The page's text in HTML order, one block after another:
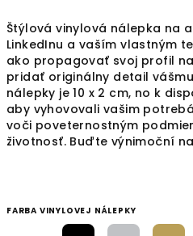
Štýlová vinylová nálepka na
LinkedInu a vaším vlastným
ako propagovať svoj profil
pridať originálny detail
nálepky je 10 x 2 cm, no k
aby vyhovovali vašim
voči poveternostným
životnosť. Buďte výnimoční
FARBA VINYLOVEJ NÁLEPKY